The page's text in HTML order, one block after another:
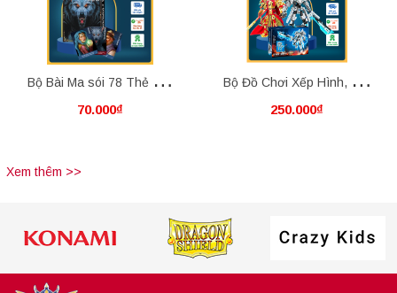
Bộ Bài Ma sói 78 Thẻ Việt
Hóa - Werewolf Ultimate
70.000₫
Bộ Đồ Chơi Xếp Hình, Lắp
Ráp Non-Lego: King's Glory
250.000₫
Xem thêm >>